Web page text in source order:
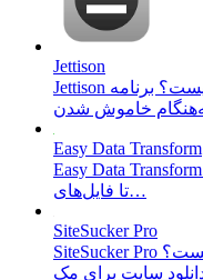
Jettison
Jettison چیست؟ برنامه Jettison می‌تواند به‌طور اتوماتیک
Easy Data Transform
Easy Data Transform برنامه‌ای است که به شما کمک می‌کند
تا فایل‌های…
SiteSucker Pro
SiteSucker Pro چیست؟ SiteSucker Pro یکی از برنامه های